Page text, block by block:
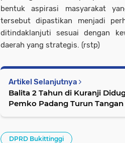
bentuk aspirasi masyarakat
tersebut dipastikan menjadi
ditindaklanjuti sesuai dengan
daerah yang strategis. (rstp)
Artikel Selanjutnya
Balita 2 Tahun di Kuranji
Pemko Padang Turun
DPRD Bukittinggi